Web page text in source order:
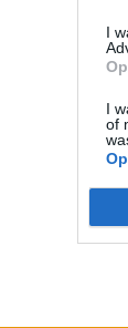
I
I
of
Į Klaipėdą iš
Kučinskienė
Šiuo metu